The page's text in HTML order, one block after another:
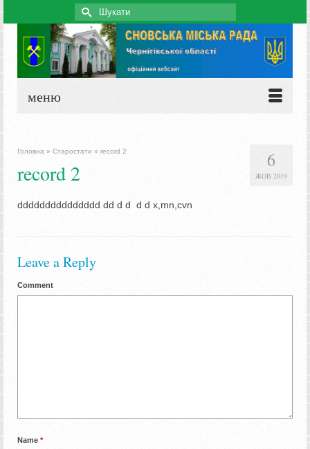
Search
for:
меню
6
ЖОВ 2019
Головна » Старостати » record 2
record 2
ddddddddddddddd dd d d d d x,mn,cvn
Leave a Reply
Comment
Name *